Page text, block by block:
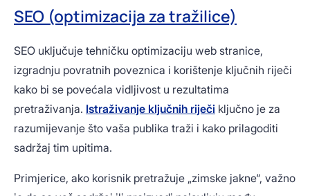
SEO (optimizacija za tražilice)
SEO uključuje tehničku optimizaciju web stranice,
izgradnju povratnih poveznica i korištenje ključnih riječi
kako bi se povećala vidljivost u rezultatima
pretraživanja. Istraživanje ključnih riječi ključno je za
razumijevanje što vaša publika traži i kako prilagoditi
sadržaj tim upitima.
Primjerice, ako korisnik pretražuje „zimske jakne“, važno